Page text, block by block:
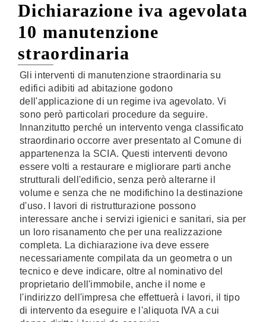
Dichiarazione iva agevolata
10 manutenzione
straordinaria
Gli interventi di manutenzione straordinaria su
edifici adibiti ad abitazione godono
dell'applicazione di un regime iva agevolato. Vi
sono però particolari procedure da seguire.
Innanzitutto perché un intervento venga classificato
straordinario occorre aver presentato al Comune di
appartenenza la SCIA. Questi interventi devono
essere volti a restaurare e migliorare parti anche
strutturali dell'edificio, senza però alterarne il
volume e senza che ne modifichino la destinazione
d'uso. I lavori di ristrutturazione possono
interessare anche i servizi igienici e sanitari, sia per
un loro risanamento che per una realizzazione
completa. La dichiarazione iva deve essere
necessariamente compilata da un geometra o un
tecnico e deve indicare, oltre al nominativo del
proprietario dell'immobile, anche il nome e
l'indirizzo dell'impresa che effettuerà i lavori, il tipo
di intervento da eseguire e l'aliquota IVA a cui